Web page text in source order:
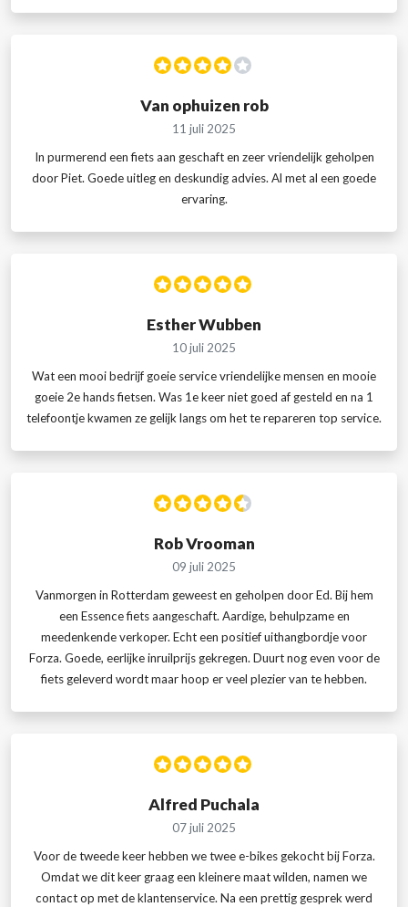
Van ophuizen rob
11 juli 2025
In purmerend een fiets aan geschaft en zeer vriendelijk geholpen
door Piet. Goede uitleg en deskundig advies. Al met al een goede
ervaring.
Esther Wubben
10 juli 2025
Wat een mooi bedrijf goeie service vriendelijke mensen en mooie
goeie 2e hands fietsen. Was 1e keer niet goed af gesteld en na 1
telefoontje kwamen ze gelijk langs om het te repareren top service.
Rob Vrooman
09 juli 2025
Vanmorgen in Rotterdam geweest en geholpen door Ed. Bij hem
een Essence fiets aangeschaft. Aardige, behulpzame en
meedenkende verkoper. Echt een positief uithangbordje voor
Forza. Goede, eerlijke inruilprijs gekregen. Duurt nog even voor de
fiets geleverd wordt maar hoop er veel plezier van te hebben.
Alfred Puchala
07 juli 2025
Voor de tweede keer hebben we twee e-bikes gekocht bij Forza.
Omdat we dit keer graag een kleinere maat wilden, namen we
contact op met de klantenservice. Na een prettig gesprek werd